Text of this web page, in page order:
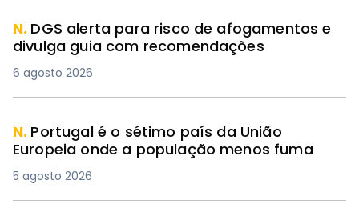
N. DGS alerta para risco de afogamentos e
divulga guia com recomendações
6 agosto 2026
N. Portugal é o sétimo país da União
Europeia onde a população menos fuma
5 agosto 2026